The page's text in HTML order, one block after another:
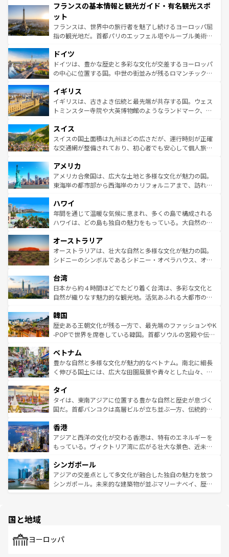
ませてくれるイタリアで、忘れられない旅をしてみよう！
なお、新着のイタリア情報は
しい。
文化が根付くこの国では、情熱的なフラメンコ、熱気あふ
れる闘牛、そして美味しいタパスが生活の一部となってい
る。首都マドリードの洗練された雰囲気や、バルセロナの
アートに溢れた街角から、地方では古代ローマ遺跡や中世
せる。地方によって風土や気候が異なるスペインはその個
性で訪れる人を魅了する。 なお、新着のスペイン情報は コ
ンテンツ一覧を参照してほしい。
フランスの基本情報と観光ガイド・有名観光スポ
ット
フランスは、世界中の旅行者を魅了し続けるヨーロッパ屈
指の観光地だ。首都パリのエッフェル塔やルーブル美術館
で、幅広い魅力が詰まっている。華麗な宮殿、歴史的な大
聖堂、美しいビーチ、そして豊かな自然が、訪れる者を心
から魅了する。また、フランスは美食の国としても知ら
いる。シャンパンの発祥地であるランス、プロヴァンスの
香り高いラベンダー畑など、多彩な楽しみ方が可能だ。さ
らに、パリ以外の地域にも魅力が溢れており、どの街角に
れる地方に足を運ぶとそれぞれで全く異なる文化を体験で
きるだろう。 なお、新着のフランス情報はコンテンツ一覧
を参照してほしい。
ドイツ
ドイツは、豊かな歴史と多彩な文化が交差するヨーロッパ
の中心に位置する国。中世の街並みが残るロマンチック街
顔を持つこの国は、どこを歩いても飽きることがない。ベ
ルリンの文化的活気、バイエルン州のアルプスの絶景、そ
してライン川沿いのワイン畑といった風景は必見。ビール
は、お酒好きな人にはぜひ体験してほしい。 なお、新着の
ドイツ情報はコンテンツ一覧を参照してほしい。
イギリス
イギリスは、古きよき伝統と最先端が共存する国。ウェス
トミンスター寺院や大英博物館のようなランドマーク、歴
リアごとに異なる魅力がある。また、優雅なアフタヌーン
ティー、ビール好きにはたまらない英国パブ、サッカー観
戦など、本場だからこそできる体験も豊富。イギリスを旅
ンツ一覧を参照してほしい。
スイス
スイスの国土面積は九州ほどの広さだが、運行時刻が正確
な交通網が整備されており、初心者でも安心して個人旅行
の建物がそのまま残る町や、スイスならではのユニークな
博物館もあり、アルプス観光だけでなく町歩きも満喫する
ことができる。国民の所得が高いため物価も高いが、旅行
ば市内交通費無料で観光を楽しむこともできる。 なお、新
着のスイス情報はコンテンツ一覧 を参照してほしい。
アメリカ
アメリカ合衆国は、広大な土地と多様な文化が魅力の国。
東海岸の都市部から西海岸のカリフォルニアまで、訪れる
のような巨大都市は、観光、ショッピング、エンターテイ
ンメントが詰まった刺激的なスポットだ。一方、アメリカ
西部には大自然が広がり、グランドキャニオンやイエロー
部のニューオーリンズでは、音楽と美食が融合した独特の
文化が魅力。旅行者はアメリカの各地域で異なる魅力を楽
しみながら、その多様性と豊かな歴史を感じることができ
ならではの贅沢な旅のスタイルだ。 なお、新着のアメリカ
情報はコンテンツ一覧を参照してほしい。
ハワイ
年間を通じて温暖な気候に恵まれ、多くの島で構成される
ハワイは、どの島も独自の魅力をもっている。大自然の神
ワイ島は見逃せない。また、定番の観光地といえばオアフ
島だが、静かな自然を求めるならマウイ島やカウアイ島が
おすすめ。エメラルドグリーンに輝く海をはじめ、豊かな
れるおもてなしの心で訪れる人々を迎えてくれるハワイの
人々、おいしいローカルフードやハワイアンミュージッ
ク、伝統的なフラダンスなど、すべてがハワイの魅力を彩
ワイを、存分に味わってほしい。 なお、新着のハワイ情報
はコンテンツ一覧を参照してほしい。
オーストラリア
オーストラリアは、壮大な自然と多様な文化が魅力の国。
シドニーのシンボルであるシドニー・オペラハウス、オー
リアリーフや大陸中央部にそびえるウルル（エアーズロッ
ク）、タスマニアの美しい原生林やケアンズの熱帯雨林な
ど、見どころがたくさん。また、カフェやワイン、オージ
いる。アクティビティも充実しており、サーフィンやダイ
ビング、ハイキングなど、アウトドア好きにはたまらな
い。オーストラリアの多彩な魅力を存分に味わいつくそ
参照してほしい。
台湾
日本から約４時間ほどでたどり着く台湾は、多彩な文化と
自然が織りなす魅力的な観光地。活気あふれる大都市の台
ン）、静ひつな山岳地帯である台湾東部など、都市の喧騒
と山間の静けさが共存しており、訪れる人に新しい発見と
驚きをもたらしてくれる。また、奥深い台湾の食文化も魅
容にもいいと評判のスイーツなど、バラエティ豊かな料理
が味わえる。 なお、新着の台湾情報は コンテンツ一覧を参
照してほしい。
韓国
歴史ある王朝文化が残る一方で、最先端のファッションやK
-POPで世界を席巻している韓国。首都ソウルの宮殿や伝統
き、地方に足を延ばせば四季折々の自然美を楽しむことが
できる。そして、キムチや焼肉、絶品のストリートフード
まで、さまざまな韓国料理が待っている。夜には、韓国な
リティに包まれながら、韓国の多彩な魅力を心ゆくまで味
わってみてほしい。 なお、新着の韓国情報はコンテンツ一
覧を参照してほしい。
ベトナム
豊かな自然と多様な文化が魅力的なベトナム。南北に細長
く伸びる国土には、広大な田園風景や青々とした山々、世
急速な発展と共に伝統が息づく。ハノイの古い町並みやホ
ーチミン市のフランス統治時代の建物も、独特の雰囲気を
醸し出している。また、バラエティの豊かさとおいしさで
とつ。フォーやバインミー、ベトナムコーヒーなどは、ぜ
ひ現地で味わいたい。どの地域を訪れてもあたたかい人々
が旅行者を迎えてくれるので、きっと忘れられない旅にな
参照してほしい。
タイ
タイは、東南アジアに位置する豊かな自然と歴史が息づく
国だ。首都バンコクは高層ビルが立ち並ぶ一方、伝統的な
の活気が交差している。北部ではチェンマイなどの山岳地
帯で自然と触れ合い、南部ではプーケットやクラビの美し
いビーチでリゾート気分を楽しむことができる。タイ料理
激する。気候は一年中温暖で、どの季節にも異なる楽しみ
が待っている。親しみやすいタイの人々、仏教を中心とし
た文化、そして多様な観光資源が、訪れる旅人を魅了し続
香港
アジアと西洋の文化が交わる香港は、特有のエネルギーを
もっている。ヴィクトリア湾に広がる壮大な景色、近未来
み、どこを訪れても感動するはず。観光スポットが密集し
ており、効率よく見どころを回れるのも魅力。息をのむよ
うな絶景から文化的な体験まで、香港を存分に楽しみ尽く
シンガポール
アジアの交差点として多文化が融合した独自の魅力を放つ
シンガポール。未来的な建築物が並ぶマリーナベイ、歴史
で、ホーカーズは地元の風情を楽しめる外せないスポット
国と地域
ヨーロッパ